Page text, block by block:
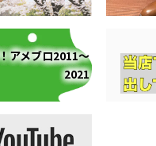
アメブロ2011～
2021